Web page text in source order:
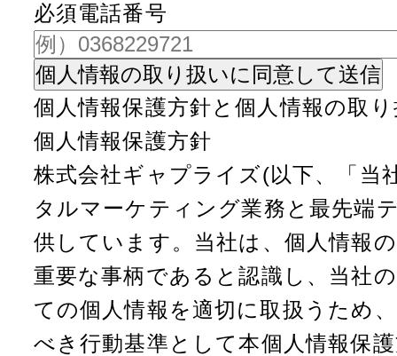
必須電話番号
個人情報保護方針と個人情報の取
個人情報保護方針
株式会社ギャプライズ(以下、「当
タルマーケティング業務と最先端
供しています。当社は、個人情報
重要な事柄であると認識し、当社
ての個人情報を適切に取扱うため
べき行動基準として本個人情報保